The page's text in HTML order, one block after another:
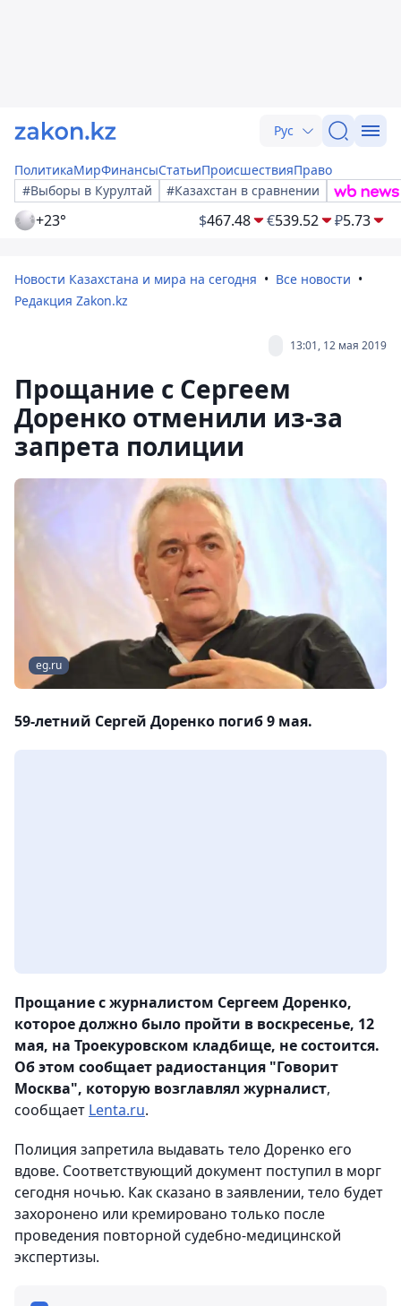
Рус
ПолитикаМирФинансыСтатьиПроисшествияПраво
#Выборы в Курултай
#Казахстан в сравнении
+23° $467.48 €539.52 ₽5.73
Новости Казахстана и мира на сегодня
Все новости
Редакция Zakon.kz
13:01, 12 мая 2019
Прощание с Сергеем
Доренко отменили из-за
запрета полиции
eg.ru
59-летний Сергей Доренко погиб 9 мая.
Прощание с журналистом Сергеем Доренко,
которое должно было пройти в воскресенье, 12
мая, на Троекуровском кладбище, не состоится.
Об этом сообщает радиостанция "Говорит
Москва", которую возглавлял журналист,
сообщает Lenta.ru.
Полиция запретила выдавать тело Доренко его
вдове. Соответствующий документ поступил в морг
сегодня ночью. Как сказано в заявлении, тело будет
захоронено или кремировано только после
проведения повторной судебно-медицинской
экспертизы.